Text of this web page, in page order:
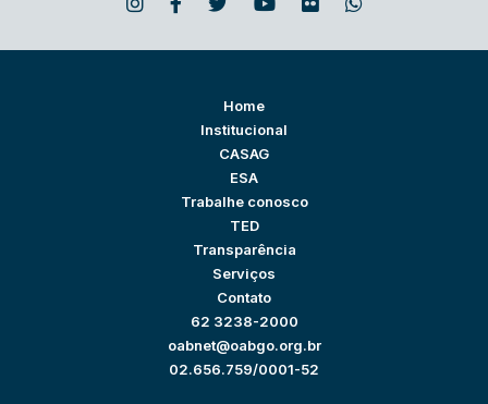
Home
Institucional
CASAG
ESA
Trabalhe conosco
TED
Transparência
Serviços
Contato
62 3238-2000
oabnet@oabgo.org.br
02.656.759/0001-52